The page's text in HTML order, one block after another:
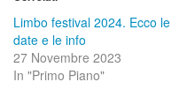
Limbo festival 2024. Ecco le
date e le info
27 Novembre 2023
In "Primo Piano"